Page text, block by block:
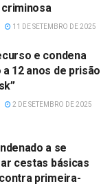
11 DE SETEMBRO DE 2025
e condena
a 12 anos de prisão
2 DE SETEMBRO DE 2025
a se
cestas básicas
primeira-